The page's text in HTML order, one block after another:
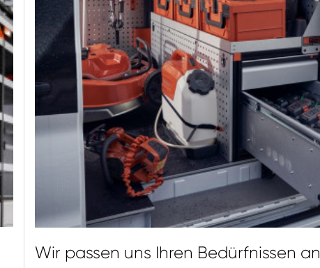
Wir passen uns Ihren Bedürfnissen an